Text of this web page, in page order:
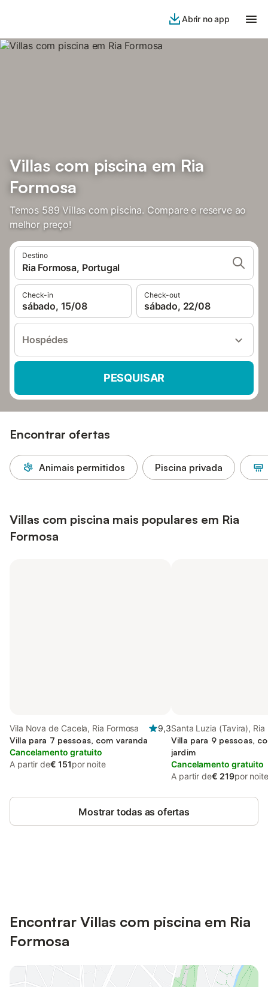
Abrir no app
Villas com piscina em Ria
Formosa
Temos 589 Villas com piscina. Compare e reserve ao
melhor preço!
Destino
Ria Formosa, Portugal
Check-in
sábado, 15/08
Check-out
sábado, 22/08
Hospédes
PESQUISAR
Encontrar ofertas
Animais permitidos Piscina privada
Villas com piscina mais populares em Ria
Formosa
Vila Nova de Cacela, Ria Formosa
9,3
Villa para 7 pessoas, com varanda
Cancelamento gratuito
A partir de€ 151por noite
Santa Luzia (Tavira), Ria
Villa para 9 pessoas,
jardim
Cancelamento gratuito
A partir de€ 219por noite
Mostrar todas as ofertas
Encontrar Villas com piscina em Ria
Formosa